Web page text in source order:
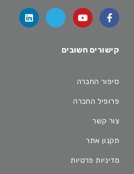
קישורים חשובים
סיפור החברה
פרופיל החברה
צור קשר
תקנון אתר
מדיניות פרטיות